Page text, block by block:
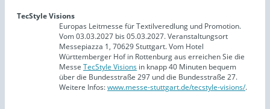
TecStyle Visions
Europas Leitmesse für Textilveredlung und Promotion.
Vom 03.03.2027 bis 05.03.2027. Veranstaltungsort
Messepiazza 1, 70629 Stuttgart. Vom Hotel
Württemberger Hof in Rottenburg aus erreichen Sie die
Messe TecStyle Visions in knapp 40 Minuten bequem
über die Bundesstraße 297 und die Bundesstraße 27.
Weitere Infos:www.messe-stuttgart.de/tecstyle-visions/.